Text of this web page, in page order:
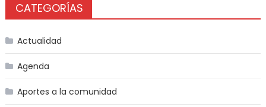
CATEGORÍAS
Actualidad
Agenda
Aportes a la comunidad